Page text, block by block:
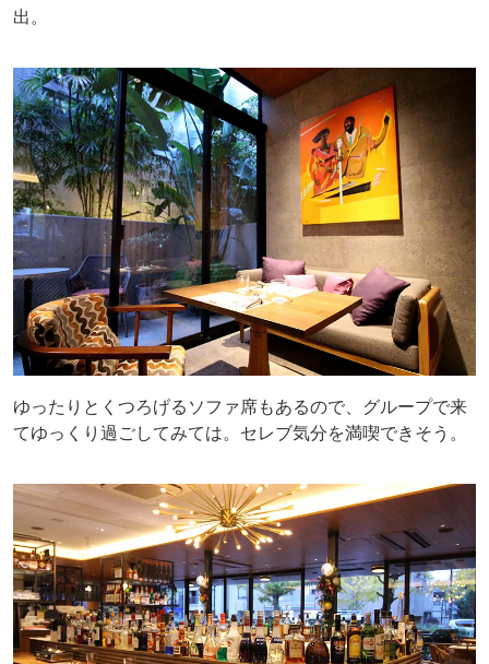
出。
ゆったりとくつろげるソファ席もあるので、グループで来
てゆっくり過ごしてみては。セレブ気分を満喫できそう。